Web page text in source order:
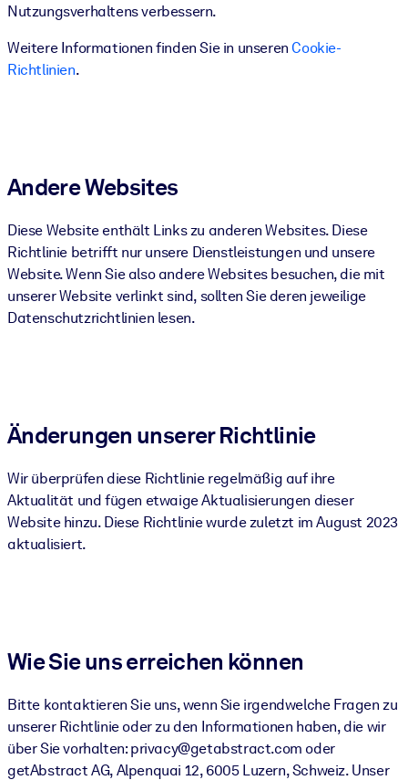
Nutzungsverhaltens verbessern.
Weitere Informationen finden Sie in unseren Cookie-
Richtlinien.
Andere Websites
Diese Website enthält Links zu anderen Websites. Diese
Richtlinie betrifft nur unsere Dienstleistungen und unsere
Website. Wenn Sie also andere Websites besuchen, die mit
unserer Website verlinkt sind, sollten Sie deren jeweilige
Datenschutzrichtlinien lesen.
Änderungen unserer Richtlinie
Wir überprüfen diese Richtlinie regelmäßig auf ihre
Aktualität und fügen etwaige Aktualisierungen dieser
Website hinzu. Diese Richtlinie wurde zuletzt im August 2023
aktualisiert.
Wie Sie uns erreichen können
Bitte kontaktieren Sie uns, wenn Sie irgendwelche Fragen zu
unserer Richtlinie oder zu den Informationen haben, die wir
über Sie vorhalten: privacy@getabstract.com oder
getAbstract AG, Alpenquai 12, 6005 Luzern, Schweiz. Unser